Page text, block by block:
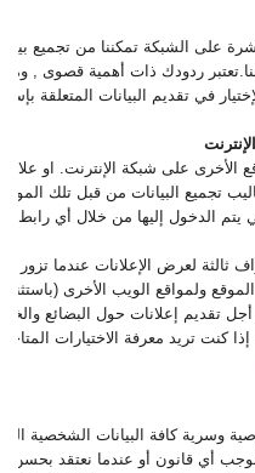
على الشبكة تمكننا من تجميع
ردودك ذات أهمية قصوى ,
في تقديم البيانات المتعلقة
الأخرى على شبكة الإنترنت. او
تجميع البيانات من قبل تلك
يتم الدخول إليها من خلال أي رابط
ثالثة لعرض الإعلانات عندما تزور
ولمواقع الويب الأخرى (باستثناء
أجل تقديم إعلانات حول البضائع
كنت تريد معرفة الاختيارات
وسرية كافة البيانات الشخصية
أي قانون أو عندما نعتقد بحسن